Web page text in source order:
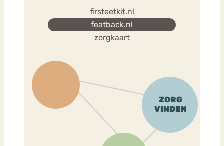
firsteetkit.nl
featback.nl
zorgkaart